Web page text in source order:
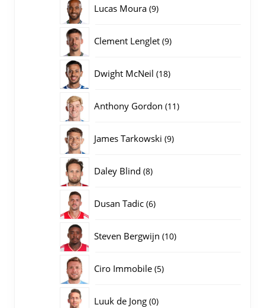
Lucas Moura 99
Clement Lenglet 99
Dwight McNeil 1818
Anthony Gordon 1111
James Tarkowski 99
Daley Blind 88
Dusan Tadic 66
Steven Bergwijn 1010
Ciro Immobile 55
Luuk de Jong 00